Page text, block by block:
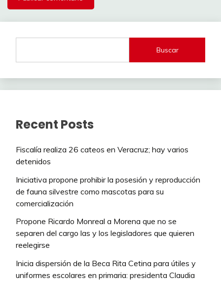
Buscar
Recent Posts
Fiscalía realiza 26 cateos en Veracruz; hay varios
detenidos
Iniciativa propone prohibir la posesión y reproducción
de fauna silvestre como mascotas para su
comercialización
Propone Ricardo Monreal a Morena que no se
separen del cargo las y los legisladores que quieren
reelegirse
Inicia dispersión de la Beca Rita Cetina para útiles y
uniformes escolares en primaria: presidenta Claudia